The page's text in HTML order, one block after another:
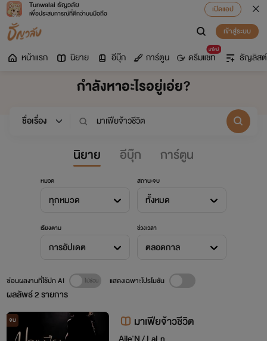
Tunwalai ธัญวลัย
เพื่อประสบการณ์ที่ดีกว่าบนมือถือ
เปิดแอป
เข้าสู่ระบบ
หน้าแรก นิยาย อีบุ๊ก การ์ตูน
มาใหม่
ดรีมแชท ธัญลิสต์
กำลังหาอะไรอยู่เอ่ย?
นิยาย อีบุ๊ก การ์ตูน
หมวด
ทุกหมวด
สถานะจบ
ทั้งหมด
เรียงตาม
การอัปเดต
ช่วงเวลา
ตลอดกาล
ผลลัพธ์2รายการ
ซ่อนผลงานที่ใช้ปก AI แสดงเฉพาะโปรโมชัน
จบ มาเฟียจ้าวชีวิต